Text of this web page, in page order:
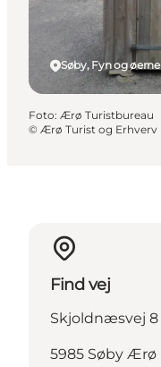
Søby, Fyn og øerne
Foto: Ærø Turistbureau
© Ærø Turist og Erhverv
Find vej
Skjoldnæsvej 8
5985 Søby Ærø